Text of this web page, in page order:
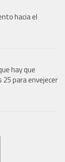
hacia el
hay que
para envejecer